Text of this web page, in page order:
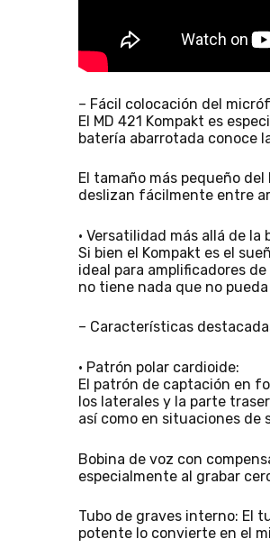
– Fácil colocación del
El MD 421 Kompakt es
batería abarrotada conoce
El tamaño más pequeño
deslizan fácilmente entre
• Versatilidad más allá de la
Si bien el Kompakt es el
ideal para amplificadores
no tiene nada que no
– Características
• Patrón polar cardioide:
El patrón de captación en
los laterales y la parte
así como en situaciones de
Bobina de voz con
especialmente al grabar
Tubo de graves interno: El
potente lo convierte en el